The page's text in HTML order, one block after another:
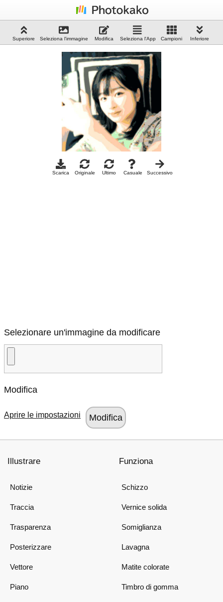
Superiore Seleziona l'immagine Modifica Seleziona l'App Campioni Inferiore
Scarica Originale Ultimo Casuale Successivo
Selezionare un'immagine da modificare
Modifica
Aprire le impostazioni
Illustrare
Notizie
Traccia
Trasparenza
Posterizzare
Vettore
Piano
Funziona
Schizzo
Vernice solida
Somiglianza
Lavagna
Matite colorate
Timbro di gomma